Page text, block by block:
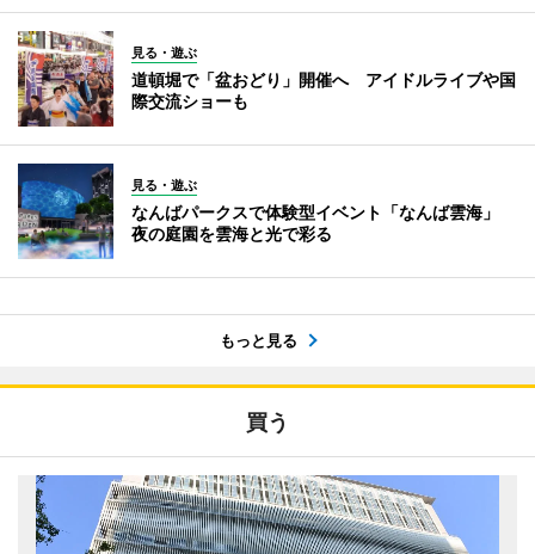
見る・遊ぶ
道頓堀で「盆おどり」開催へ アイドルライブや国
際交流ショーも
見る・遊ぶ
なんばパークスで体験型イベント「なんば雲海」
夜の庭園を雲海と光で彩る
もっと見る
買う